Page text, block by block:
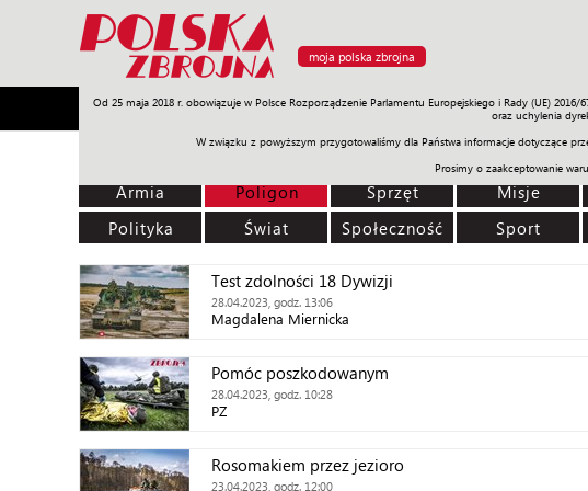
moja polska zbrojna
Od 25 maja 2018 r. obowiązuje w Polsce Rozporządzenie Parlamentu Europejskiego i Rady (UE)
oraz uchylenia
W związku z powyższym przygotowaliśmy dla Państwa informacje dotyczące
Prosimy o zaakceptowanie
Armia Poligon Sprzęt Misje Polityka Prawo Świat
Armia Poligon Sprzęt Misje
Polityka
Świat Społeczność Sport
Test zdolności 18 Dywizji
28.04.2023, godz. 13:06
Magdalena Miernicka
Pomóc poszkodowanym
28.04.2023, godz. 10:28
PZ
Rosomakiem przez jezioro
23.04.2023, godz. 12:00